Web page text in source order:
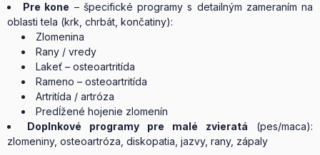
Pre kone – špecifické programy s detailným zameraním na
oblasti tela (krk, chrbát, končatiny):
Zlomenina
Rany / vredy
Lakeť – osteoartritída
Rameno – osteoartritída
Artritída / artróza
Predĺžené hojenie zlomenín
Doplnkové programy pre malé zvieratá (pes/maca):
zlomeniny, osteoartróza, diskopatia, jazvy, rany, zápaly